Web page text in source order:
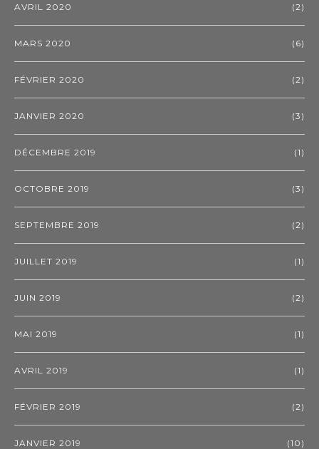
AVRIL 2020 (2)
MARS 2020 (6)
FÉVRIER 2020 (2)
JANVIER 2020 (3)
DÉCEMBRE 2019 (1)
OCTOBRE 2019 (3)
SEPTEMBRE 2019 (2)
JUILLET 2019 (1)
JUIN 2019 (2)
MAI 2019 (1)
AVRIL 2019 (1)
FÉVRIER 2019 (2)
JANVIER 2019 (10)